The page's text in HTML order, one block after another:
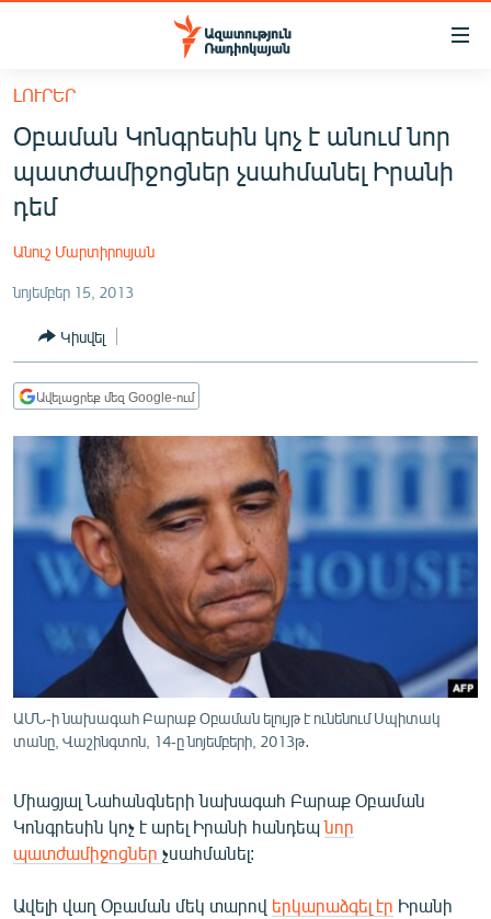
Մատչելիության
հիմնական
բովանդակությանը
հիմնական
մենյուին
ՀԱՅԱՍՏԱՆ
ՔԱՂԱՔԱԿԱՆ
ՏՆՏԵՍՈՒԹՅՈՒՆ
ՂԱՐԱԲԱՂ
ՏԱՐԱԾԱՇՐՋԱՆ
ՄԻՋԱԶԳԱՅԻՆ
ՄՇԱԿՈՒՅԹ
ՍՊՈՐՏ
ՄԵԿՆԱԲԱՆՈՒԹՅՈՒՆ
ՏՏ ԵՒ ԻՆՏԵՐՆԵՏ
ԱՐԽԻՎ
ԲԱՆԱՎԵՃ
ՁԳՏԵԼՈՎ ԼԱՎԱԳՈՒՅՆԻՆ
ՓՈԴՔԱՍԹ
ԼՈՒՐԵՐ
Օբաման Կոնգրեսին կոչ է անում նոր
պատժամիջոցներ չսահմանել Իրանի
դեմ
Անուշ Մարտիրոսյան
նոյեմբեր 15, 2013
Կիսվել
Ավելացրեք մեզ Google-ում
ԱՄՆ-ի նախագահ Բարաք Օբաման ելույթ է ունենում Սպիտակ
տանը, Վաշինգտոն, 14-ը նոյեմբերի, 2013թ․
Միացյալ Նահանգների նախագահ Բարաք Օբաման
Կոնգրեսին կոչ է արել Իրանի հանդեպնոր
պատժամիջոցներ չսահմանել:
Ավելի վաղ Օբաման մեկ տարով երկարաձգել էր Իրանի